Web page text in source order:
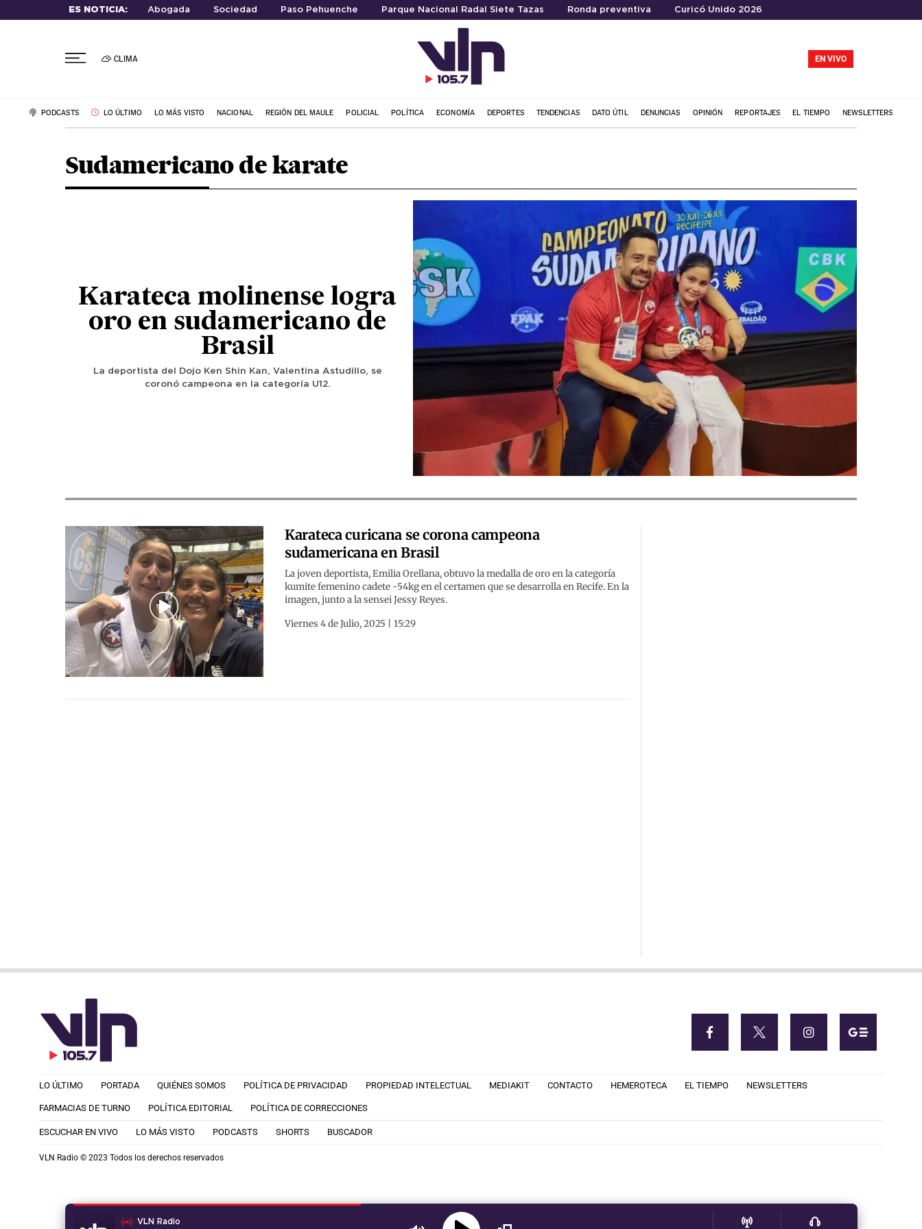
ES NOTICIA: Abogada Sociedad Paso Pehuenche Parque Nacional Radal Siete Tazas Ronda preventiva Curicó Unido 2026
CLIMA EN VIVO
PODCASTS LO ÚLTIMO LO MÁS VISTO NACIONAL REGIÓN DEL MAULE POLICIAL POLÍTICA ECONOMÍA DEPORTES TENDENCIAS DATO ÚTIL DENUNCIAS OPINIÓN REPORTAJES EL TIEMPO NEWSLETTERS
Sudamericano de karate
Karateca molinense logra
oro en sudamericano de
Brasil
La deportista del Dojo Ken Shin Kan, Valentina Astudillo, se
coronó campeona en la categoría U12.
Karateca curicana se corona campeona
sudamericana en Brasil
La joven deportista, Emilia Orellana, obtuvo la medalla de oro en la categoría
kumite femenino cadete -54kg en el certamen que se desarrolla en Recife. En la
imagen, junto a la sensei Jessy Reyes.
Viernes 4 de Julio, 2025 | 15:29
VLN Radio
LO ÚLTIMO PORTADA QUIÉNES SOMOS POLÍTICA DE PRIVACIDAD PROPIEDAD INTELECTUAL MEDIAKIT CONTACTO HEMEROTECA EL TIEMPO NEWSLETTERS
FARMACIAS DE TURNO POLÍTICA EDITORIAL POLÍTICA DE CORRECCIONES
ESCUCHAR EN VIVO LO MÁS VISTO PODCASTS SHORTS BUSCADOR
VLN Radio © 2023 Todos los derechos reservados